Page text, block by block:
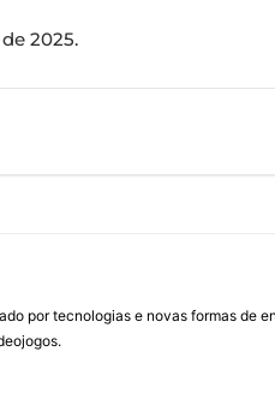
2025.
por tecnologias e novas formas de